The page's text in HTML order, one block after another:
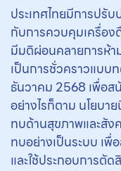
ประเทศไทยมีการปรั
กับการควบคุมเครื่อง
มีมติผ่อนคลายการห้า
เป็นการชั่วคราวแบบ
ธันวาคม 2568 เพื่อส
อย่างไรก็ตาม นโยบ
ทบด้านสุขภาพและสัง
ทบอย่างเป็นระบบ เพื่
และใช้ประกอบการตัด